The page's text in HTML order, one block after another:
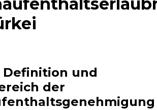
Definition und
der